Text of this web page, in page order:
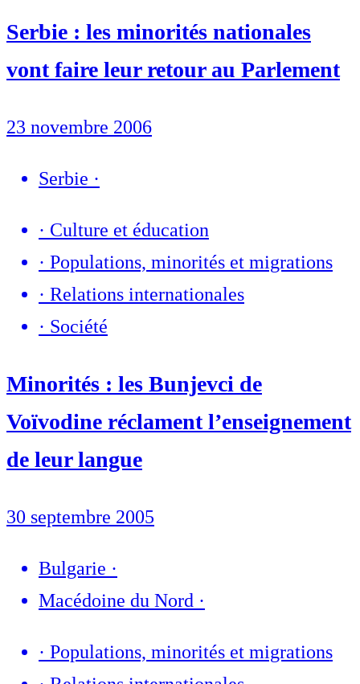
Serbie : les minorités nationales
vont faire leur retour au Parlement
23 novembre 2006
Serbie ·
· Culture et éducation
· Populations, minorités et migrations
· Relations internationales
· Société
Minorités : les Bunjevci de
Voïvodine réclament l’enseignement
de leur langue
30 septembre 2005
Bulgarie ·
Macédoine du Nord ·
· Populations, minorités et migrations